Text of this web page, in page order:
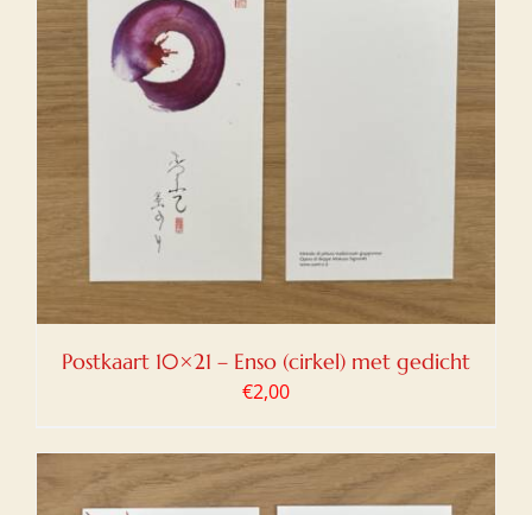
Postkaart 10×21 – Enso (cirkel) met gedicht
€2,00